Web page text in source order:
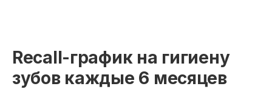
Recall-график на гигиену
зубов каждые 6 месяцев